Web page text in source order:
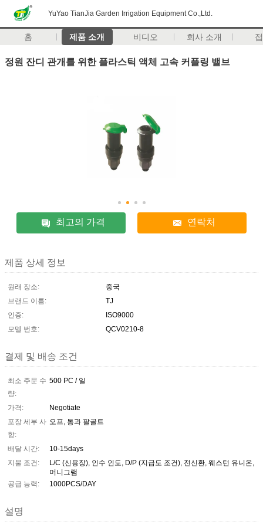
YuYao TianJia Garden Irrigation Equipment Co.,Ltd.
홈 제품 소개 비디오 회사 소개
정원 잔디 관개를 위한 플라스틱 액체 고속 커플링 밸브
최고의 가격 연락처
제품 상세 정보
원래 장소:
중국
브랜드 이름:
TJ
인증:
ISO9000
모델 번호:
QCV0210-8
결제 및 배송 조건
최소 주문 수
량:
500 PC / 일
가격:
Negotiate
포장 세부 사
항:
오프, 통과 팔골트
배달 시간:
10-15days
지불 조건:
L/C (신용장), 인수 인도, D/P (지급도 조건), 전신환, 웨스턴 유니온,
머니그램
공급 능력:
1000PCS/DAY
설명